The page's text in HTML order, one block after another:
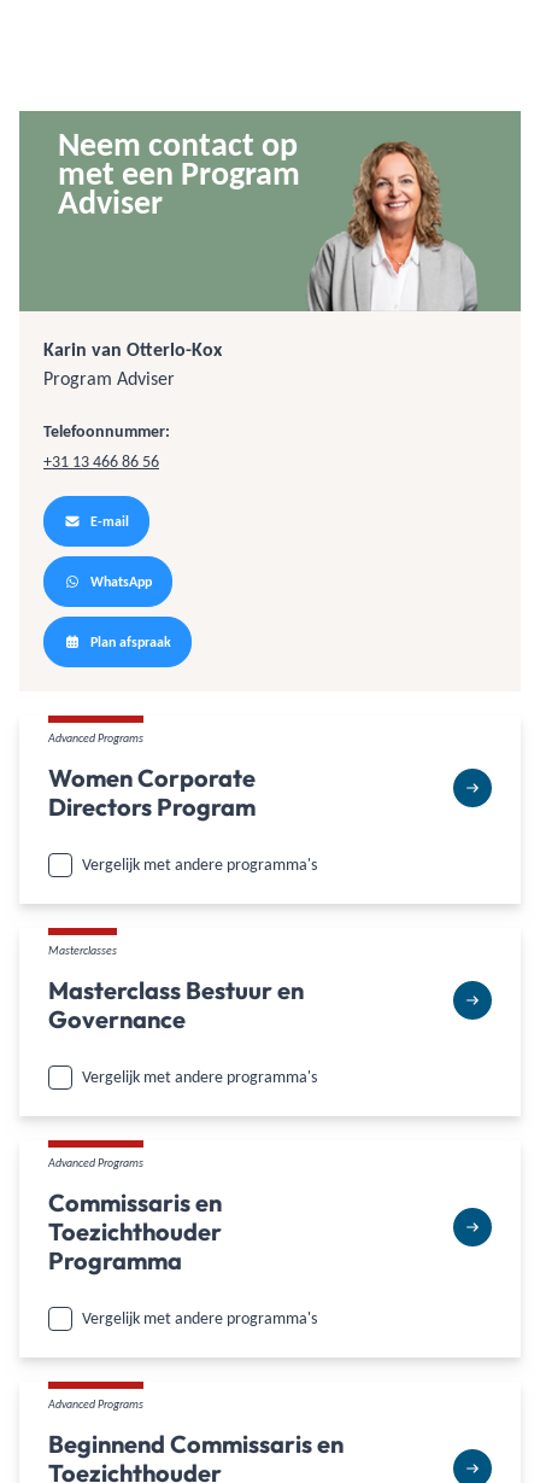
Neem contact op
met een Program
Adviser
Karin van Otterlo-Kox
Program Adviser
Telefoonnummer:
+31 13 466 86 56
E-mail
WhatsApp
Plan afspraak
Advanced Programs
Women Corporate
Directors Program
Vergelijk met andere programma's
Masterclasses
Masterclass Bestuur en
Governance
Vergelijk met andere programma's
Advanced Programs
Commissaris en
Toezichthouder
Programma
Vergelijk met andere programma's
Advanced Programs
Beginnend Commissaris en
Toezichthouder